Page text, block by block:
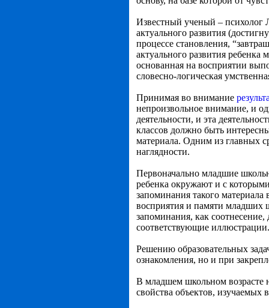
Известный ученый – психолог
актуального развития
процессе становления,
актуального развития ребенка
основанная на восприятии
словесно-логическая
Принимая во внимание
непроизвольное внимание, и
деятельности, и эта
классов должно быть
материала. Одним из главных
наглядности.
Первоначально младшие
ребенка окружают и с
запоминания такого
восприятия и памяти младших
запоминания, как соотнесение,
соответствующие иллюстрации.
Решению образовательных
ознакомления, но и при
В младшем школьном возрасте
свойства объектов, изучаемых